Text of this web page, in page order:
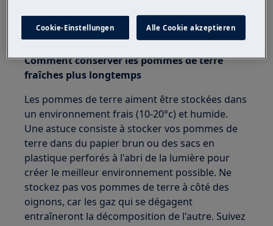
Comment conserver les pommes de terre
fraîches plus longtemps
Les pommes de terre aiment être stockées dans
un environnement frais (10-20°c) et humide.
Une astuce consiste à stocker vos pommes de
terre dans du papier brun ou des sacs en
plastique perforés à l'abri de la lumière pour
créer le meilleur environnement possible. Ne
stockez pas vos pommes de terre à côté des
oignons, car les gaz qui se dégagent
entraîneront la décomposition de l'autre. Suivez
Cookie-Einstellungen Alle Cookie akzeptieren